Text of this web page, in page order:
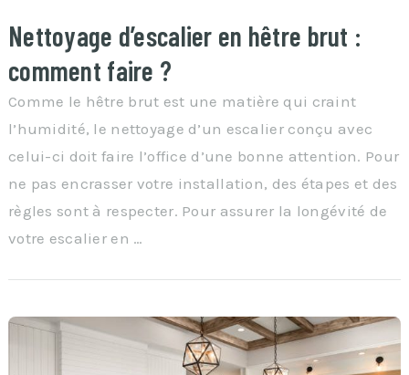
Nettoyage d’escalier en hêtre brut :
comment faire ?
Comme le hêtre brut est une matière qui craint
l’humidité, le nettoyage d’un escalier conçu avec
celui-ci doit faire l’office d’une bonne attention. Pour
ne pas encrasser votre installation, des étapes et des
règles sont à respecter. Pour assurer la longévité de
votre escalier en …